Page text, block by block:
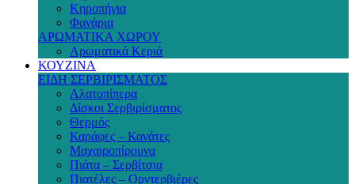
Κηροπήγια
Φανάρια
ΑΡΩΜΑΤΙΚΑ ΧΩΡΟΥ
Αρωματικά Κεριά
ΚΟΥΖΙΝΑ
ΕΙΔΗ ΣΕΡΒΙΡΙΣΜΑΤΟΣ
Αλατοπίπερα
Δίσκοι Σερβιρίσματος
Θερμός
Καράφες – Κανάτες
Μαχαιροπίρουνα
Πιάτα – Σερβίτσια
Πιατέλες – Ορντερβιέρες